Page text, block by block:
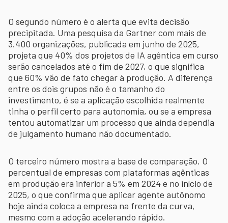
O segundo número é o alerta que evita decisão
precipitada. Uma pesquisa da Gartner com mais de
3.400 organizações, publicada em junho de 2025,
projeta que 40% dos projetos de IA agêntica em curso
serão cancelados até o fim de 2027, o que significa
que 60% vão de fato chegar à produção. A diferença
entre os dois grupos não é o tamanho do
investimento, é se a aplicação escolhida realmente
tinha o perfil certo para autonomia, ou se a empresa
tentou automatizar um processo que ainda dependia
de julgamento humano não documentado.
O terceiro número mostra a base de comparação. O
percentual de empresas com plataformas agênticas
em produção era inferior a 5% em 2024 e no início de
2025, o que confirma que aplicar agente autônomo
hoje ainda coloca a empresa na frente da curva,
mesmo com a adoção acelerando rápido.